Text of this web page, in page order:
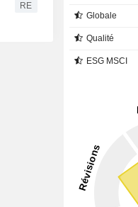
RE
Globale
Qualité
ESG MSCI